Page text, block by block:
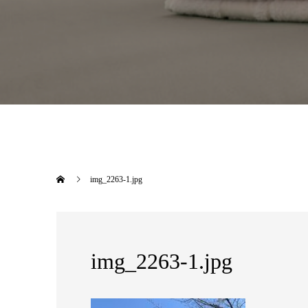
img_2263-1.jpg
img_2263-1.jpg